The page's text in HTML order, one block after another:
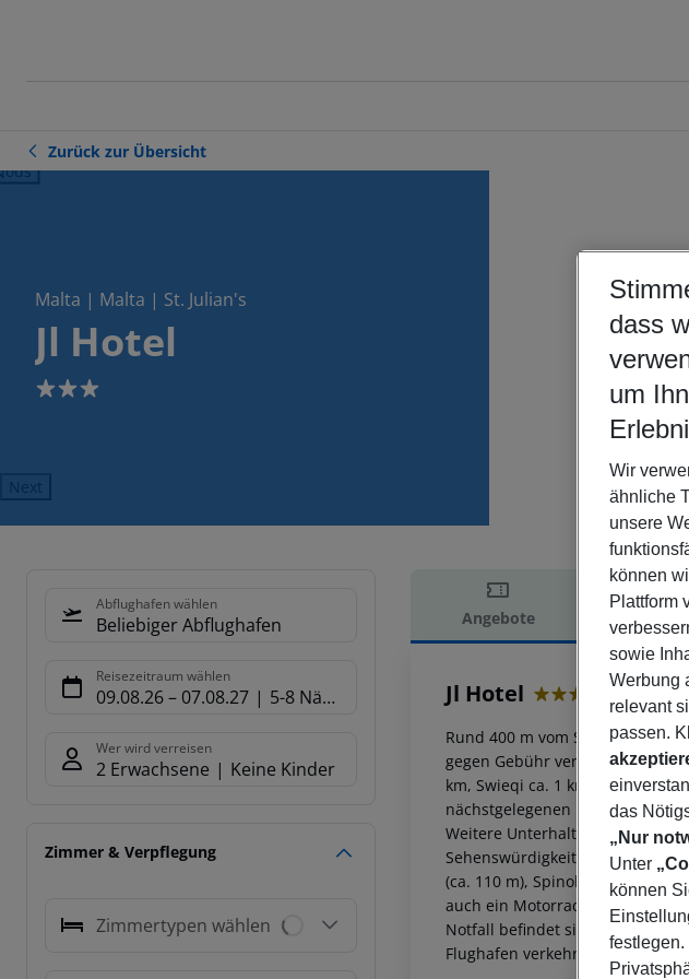
Zurück zur Übersicht
Malta | Malta | St. Julian's
Jl Hotel
3
Next
Abflughafen wählen
Beliebiger Abflughafen
Reisezeitraum wählen
09.08.26– 07.08.27 5-8 Nächte
Wer wird verreisen
2 Erwachsene Keine Kinder
Zimmer & Verpflegung
Zimmertypen wählen
Angebote
Jl Hotel
Rund 400 m vom Sand-/
gegen Gebühr verfügbar. Zum
km, Swieqi ca. 1 km).
nächstgelegenen Bars und
Weitere Unterhaltungsangebote
Sehenswürdigkeiten sind vom
(ca. 110 m), Spinola Bay (ca.
auch ein Motorrad-Verleih, ein
Notfall befindet sich ein
Flughafen verkehrt (gegen
dass
um
Wir
ähnliche
unsere
können
Plattform
sowie
Werbung
relevant
passen.
das
„Nur
Unter
können
festlegen.